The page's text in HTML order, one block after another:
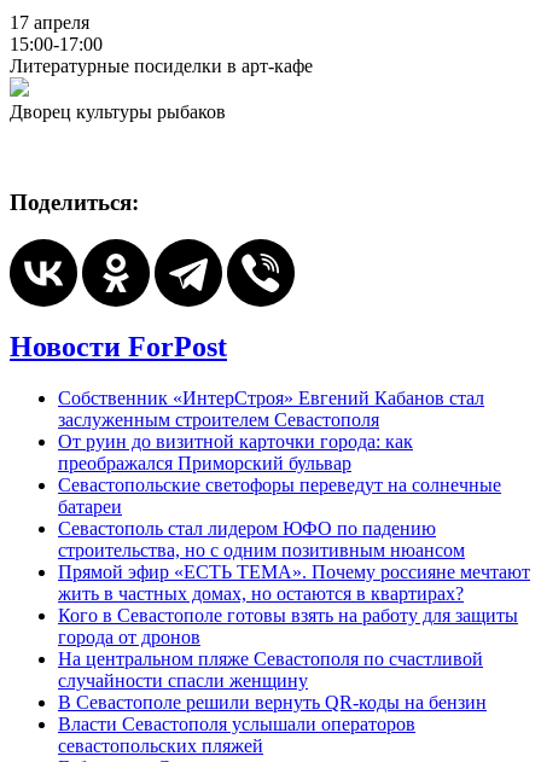
17 апреля
15:00-17:00
Литературные посиделки в арт-кафе
Дворец культуры рыбаков
Поделиться:
Новости ForPost
Собственник «ИнтерСтроя» Евгений Кабанов стал
заслуженным строителем Севастополя
От руин до визитной карточки города: как
преображался Приморский бульвар
Севастопольские светофоры переведут на солнечные
батареи
Севастополь стал лидером ЮФО по падению
строительства, но с одним позитивным нюансом
Прямой эфир «ЕСТЬ ТЕМА». Почему россияне мечтают
жить в частных домах, но остаются в квартирах?
Кого в Севастополе готовы взять на работу для защиты
города от дронов
На центральном пляже Севастополя по счастливой
случайности спасли женщину
В Севастополе решили вернуть QR-коды на бензин
Власти Севастополя услышали операторов
севастопольских пляжей